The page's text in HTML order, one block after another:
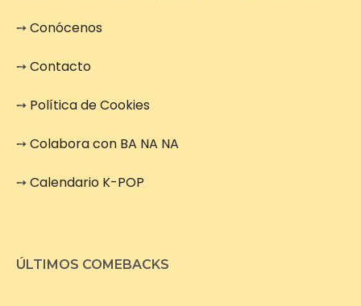
➙Conócenos
➙Contacto
➙ Política de Cookies
➙Colabora con BA NA NA
➙Calendario K-POP
ÚLTIMOS COMEBACKS